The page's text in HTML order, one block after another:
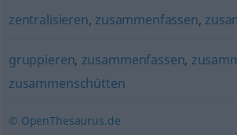
zentralisieren, zusammenfassen,
gruppieren, zusammenfassen,
zusammenschütten
© OpenThesaurus.de